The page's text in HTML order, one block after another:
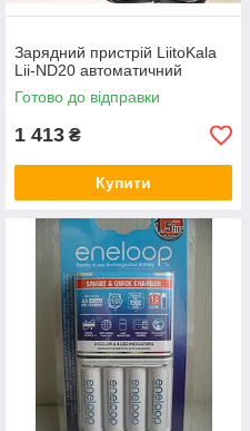
Зарядний пристрій LiitoKala
Lii-ND20 автоматичний
Готово до відправки
1 413 ₴
Купити